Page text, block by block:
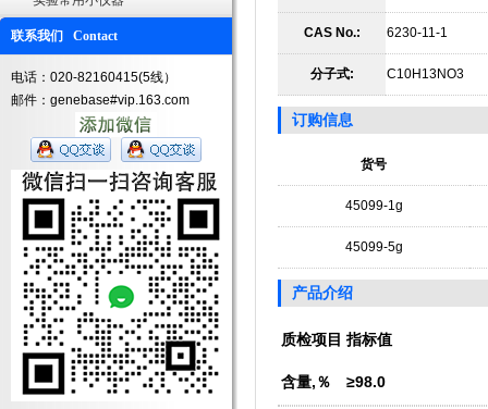
联系我们 Contact
电话：020-82160415(5线）
邮件：genebase#vip.163.com
CAS No.: 6230-11-1
分子式: C10H13NO3
订购信息
货号
45099-1g
45099-5g
产品介绍
质检项目 指标值
含量,％ ≥98.0